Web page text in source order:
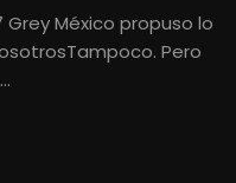
México propuso lo
Pero